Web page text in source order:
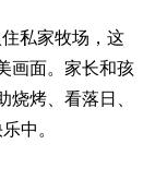
私家牧场，这
画面。家长和孩
烧烤、看落日、
中。